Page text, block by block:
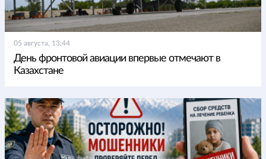
05 августа, 13:44
День фронтовой авиации впервые отмечают в
Казахстане